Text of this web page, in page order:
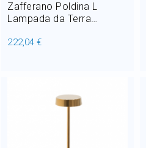
Zafferano Poldina L
Lampada da Terra
122 cm
222,04 €